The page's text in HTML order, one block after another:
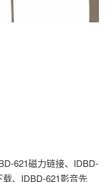
621磁力链接、IDBD-
、IDBD-621影音先